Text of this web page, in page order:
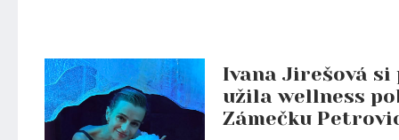
Ivana Jirešová si
užila wellness
Zámečku